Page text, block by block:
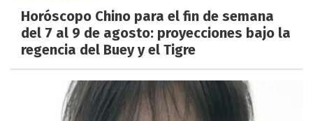
Horóscopo Chino para el fin de semana
del 7 al 9 de agosto: proyecciones bajo la
regencia del Buey y el Tigre